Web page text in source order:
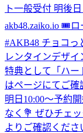
ト一般受付 明後
akb48.zaiko.io 🎟ロ
#AKB48 チョコっ
レンタインデザ
特典として「ハー
はページにてご確
明日10:00～予約
なく💐 ぜひチェ
よりご確認くださ